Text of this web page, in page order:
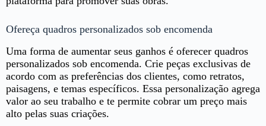
Ofereça quadros personalizados sob encomenda
Uma forma de aumentar seus ganhos é oferecer quadros
personalizados sob encomenda. Crie peças exclusivas de
acordo com as preferências dos clientes, como retratos,
paisagens, e temas específicos. Essa personalização agrega
valor ao seu trabalho e te permite cobrar um preço mais
alto pelas suas criações.